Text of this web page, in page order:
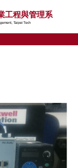
工程與管理系
Taipei Tech